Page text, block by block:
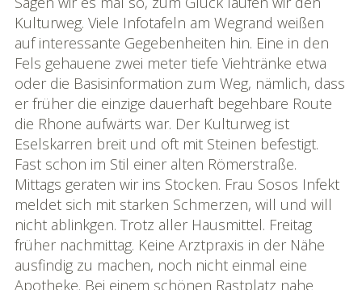
Kulturweg. Viele Infotafeln am Wegrand weißen
auf interessante Gegebenheiten hin. Eine in den
Fels gehauene zwei meter tiefe Viehtränke etwa
oder die Basisinformation zum Weg, nämlich, dass
er früher die einzige dauerhaft begehbare Route
die Rhone aufwärts war. Der Kulturweg ist
Eselskarren breit und oft mit Steinen befestigt.
Fast schon im Stil einer alten Römerstraße.
Mittags geraten wir ins Stocken. Frau Sosos Infekt
meldet sich mit starken Schmerzen, will und will
nicht ablinkgen. Trotz aller Hausmittel. Freitag
früher nachmittag. Keine Arztpraxis in der Nähe
ausfindig zu machen, noch nicht einmal eine
Apotheke. Bei einem schönen Rastplatz nahe